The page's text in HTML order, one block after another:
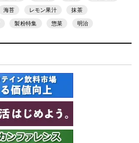
海苔 レモン果汁 抹茶
製粉特集 惣菜 明治